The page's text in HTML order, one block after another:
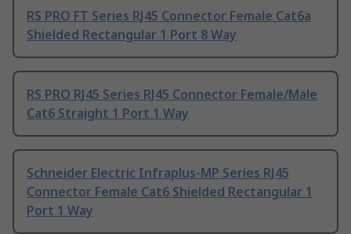
RS PRO FT Series RJ45 Connector Female Cat6a
Shielded Rectangular 1 Port 8 Way
RS PRO RJ45 Series RJ45 Connector Female/Male
Cat6 Straight 1 Port 1 Way
Schneider Electric Infraplus-MP Series RJ45
Connector Female Cat6 Shielded Rectangular 1
Port 1 Way